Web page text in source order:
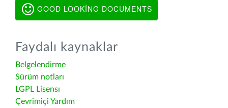
GOOD LOOKING DOCUMENTS
Faydalı kaynaklar
Belgelendirme
Sürüm notları
LGPL Lisensı
Çevrimiçi Yardım